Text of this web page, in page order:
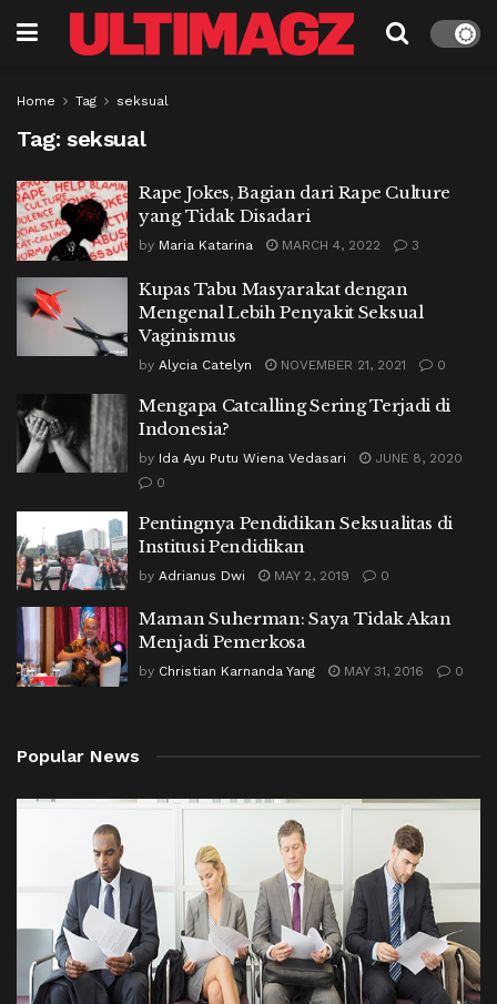
Home Tag seksual
Tag: seksual
Rape Jokes, Bagian dari Rape Culture
yang Tidak Disadari
by Maria Katarina MARCH 4, 2022 3
Kupas Tabu Masyarakat dengan
Mengenal Lebih Penyakit Seksual
Vaginismus
by Alycia Catelyn NOVEMBER 21, 2021 0
Mengapa Catcalling Sering Terjadi di
Indonesia?
by Ida Ayu Putu Wiena Vedasari
JUNE 8, 2020
0
Pentingnya Pendidikan Seksualitas di
Institusi Pendidikan
by Adrianus Dwi MAY 2, 2019 0
Maman Suherman: Saya Tidak Akan
Menjadi Pemerkosa
by Christian Karnanda Yang MAY 31, 2016 0
Popular News